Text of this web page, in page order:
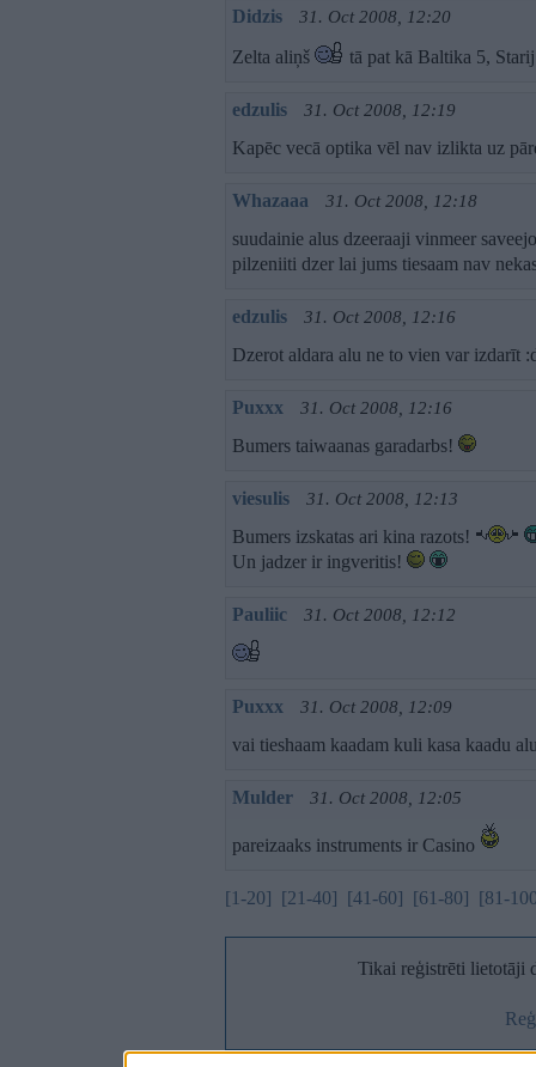
Didzis 31. Oct 2008, 12:20
Zelta aliņš tā pat kā Baltika 5,
edzulis 31. Oct 2008, 12:19
Kapēc vecā optika vēl nav izlikta uz
Whazaaa 31. Oct 2008, 12:18
suudainie alus dzeeraaji vinmeer
pilzeniiti dzer lai jums tiesaam nav
edzulis 31. Oct 2008, 12:16
Dzerot aldara alu ne to vien var izdarīt
Puxxx 31. Oct 2008, 12:16
Bumers taiwaanas garadarbs!
viesulis 31. Oct 2008, 12:13
Bumers izskatas ari kina razots!
Un jadzer ir ingveritis!
Pauliic 31. Oct 2008, 12:12
Puxxx 31. Oct 2008, 12:09
vai tieshaam kaadam kuli kasa kaadu
Mulder 31. Oct 2008, 12:05
pareizaaks instruments ir Casino
[1-20] [21-40] [41-60] [61-80] [81-
Tikai reģistrēti lietotāji